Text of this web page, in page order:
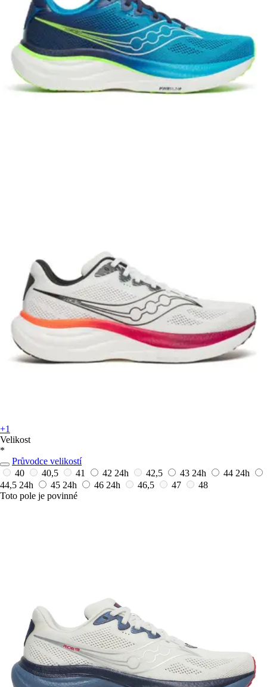
+1
Velikost
*
Průvodce velikostí
40
40,5 41 42 24h 42,5 43 24h 44 24h
44,5 24h 45 24h 46 24h 46,5 47
48
Toto pole je povinné